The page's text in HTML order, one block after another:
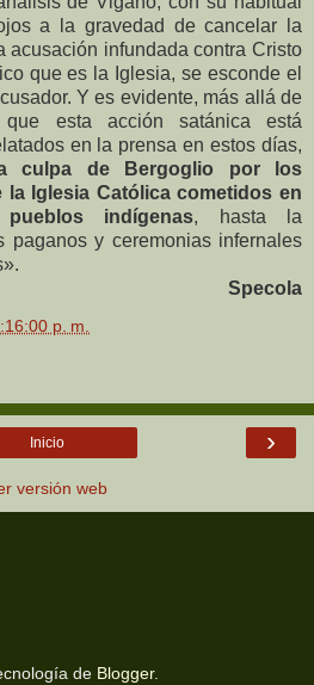
a la gravedad de cancelar la
acusación infundada contra Cristo
que es la Iglesia, se esconde el
Y es evidente, más allá de
esta acción satánica está
en la prensa en estos días,
culpa de Bergoglio por los
Iglesia Católica cometidos en
indígenas, hasta la
paganos y ceremonias infernales
Specola
p. m.
›
Inicio
versión web
de Blogger.